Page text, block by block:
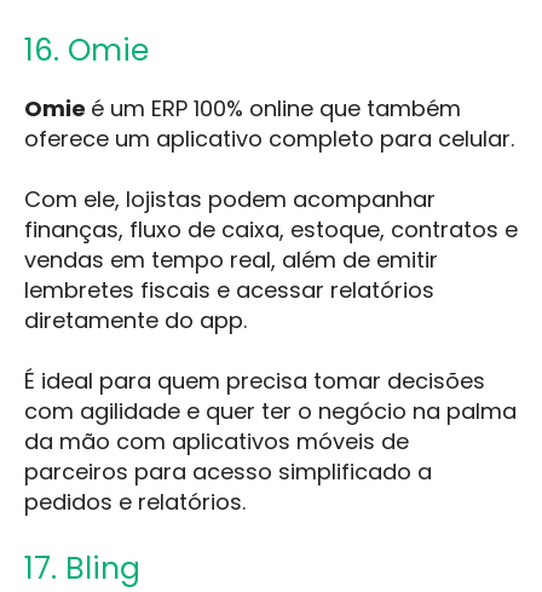
16. Omie
Omie é um ERP 100% online que também
oferece um aplicativo completo para celular.
Com ele, lojistas podem acompanhar
finanças, fluxo de caixa, estoque, contratos e
vendas em tempo real, além de emitir
lembretes fiscais e acessar relatórios
diretamente do app.
É ideal para quem precisa tomar decisões
com agilidade e quer ter o negócio na palma
da mão com aplicativos móveis de
parceiros para acesso simplificado a
pedidos e relatórios.
17. Bling